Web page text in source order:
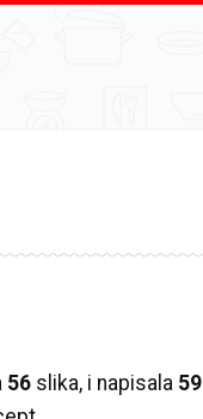
56 slika, i napisala 59